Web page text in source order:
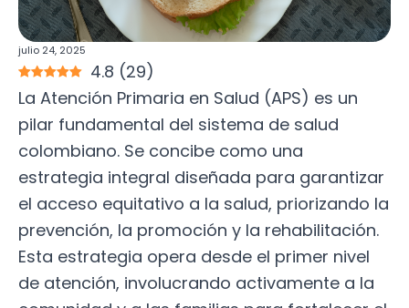
julio 24, 2025
4.8 (29)
La Atención Primaria en Salud (APS) es un
pilar fundamental del sistema de salud
colombiano. Se concibe como una
estrategia integral diseñada para garantizar
el acceso equitativo a la salud, priorizando la
prevención, la promoción y la rehabilitación.
Esta estrategia opera desde el primer nivel
de atención, involucrando activamente a la